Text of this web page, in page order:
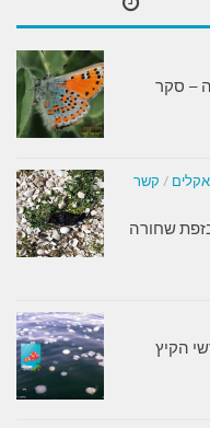
– סקר
/ קשר
שחורה
הקיץ